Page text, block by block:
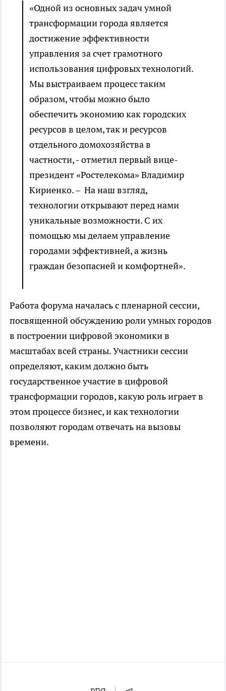
«Одной из основных задач умной
трансформации города является
достижение эффективности
управления за счет грамотного
использования цифровых технологий.
Мы выстраиваем процесс таким
образом, чтобы можно было
обеспечить экономию как городских
ресурсов в целом, так и ресурсов
отдельного домохозяйства в
частности, - отметил первый вице-
президент «Ростелекома» Владимир
Кириенко. – На наш взгляд,
технологии открывают перед нами
уникальные возможности. С их
помощью мы делаем управление
городами эффективней, а жизнь
граждан безопасней и комфортней».
Работа форума началась с пленарной сессии,
посвященной обсуждению роли умных городов
в построении цифровой экономики в
масштабах всей страны. Участники сессии
определяют, каким должно быть
государственное участие в цифровой
трансформации городов, какую роль играет в
этом процессе бизнес, и как технологии
позволяют городам отвечать на вызовы
времени.